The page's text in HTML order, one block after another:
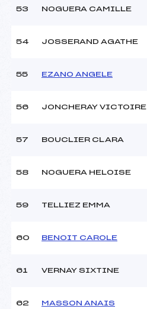
53 NOGUERA CAMILLE
54 JOSSERAND AGATHE
55 EZANO ANGELE
56 JONCHERAY VICTOIRE
57 BOUCLIER CLARA
58 NOGUERA HELOISE
59 TELLIEZ EMMA
60 BENOIT CAROLE
61 VERNAY SIXTINE
62 MASSON ANAIS